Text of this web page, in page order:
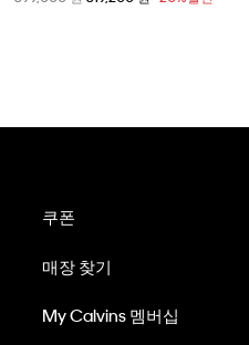
쿠폰
매장 찾기
My Calvins 멤버십